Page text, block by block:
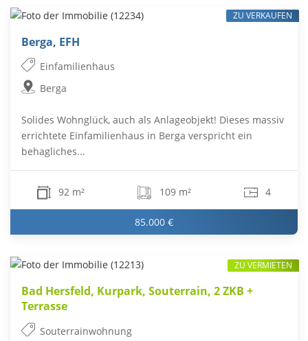
Berga, EFH
Einfamilienhaus
Berga
Solides Wohnglück, auch als Anlageobjekt! Dieses massiv
errichtete Einfamilienhaus in Berga verspricht ein
behagliches...
92 m² 109 m² 4
85.000 €
ZU VERKAUFEN
Bad Hersfeld, Kurpark, Souterrain, 2 ZKB +
Terrasse
Souterrainwohnung
ZU VERMIETEN